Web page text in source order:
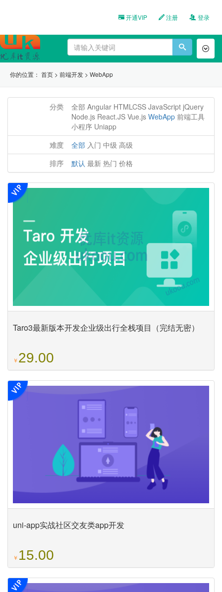
开通VIP 注册 登录
你的位置： 首页 > 前端开发 > WebApp
分类 全部 Angular HTMLCSS JavaScript jQuery
Node.js React.JS Vue.js WebApp 前端工具
小程序 Uniapp
难度
全部 入门 中级 高级
排序
默认 最新 热门 价格
Taro3最新版本开发企业级出行全栈项目（完结无密）
￥29.00
uni-app实战社区交友类app开发
￥ 15.00